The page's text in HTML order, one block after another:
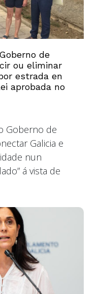
de
ou eliminar
estrada en
aprobada no
Goberno de
Galicia e
nun
á vista de